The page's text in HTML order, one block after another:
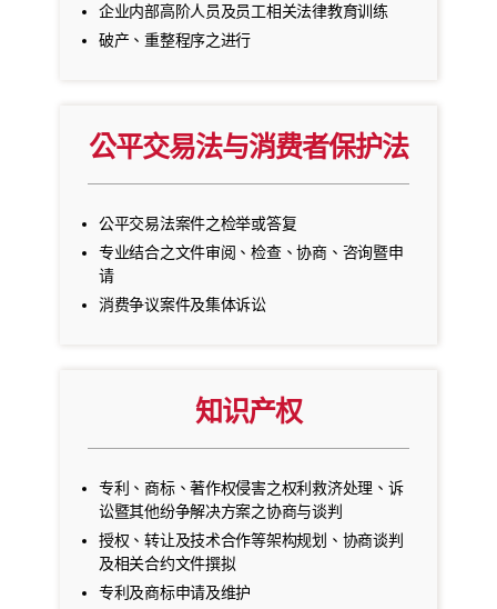
企业内部高阶人员及员工相关法律教育训练
破产、重整程序之进行
公平交易法与消费者保护法
公平交易法案件之检举或答复
专业结合之文件审阅、检查、协商、咨询暨申
请
消费争议案件及集体诉讼
知识产权
专利、商标、著作权侵害之权利救济处理、诉
讼暨其他纷争解决方案之协商与谈判
授权、转让及技术合作等架构规划、协商谈判
及相关合约文件撰拟
专利及商标申请及维护